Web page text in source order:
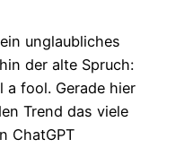
unglaubliches
der alte Spruch:
fool. Gerade hier
Trend das viele
ChatGPT